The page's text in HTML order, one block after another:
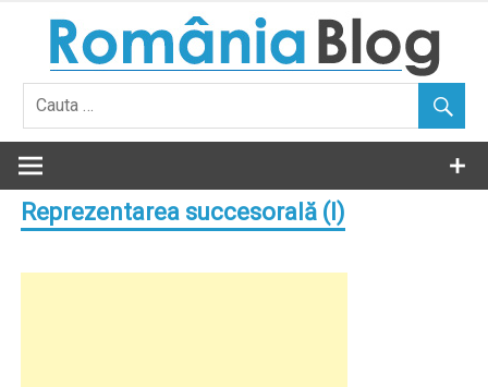
content
Reprezentarea succesorală (I)